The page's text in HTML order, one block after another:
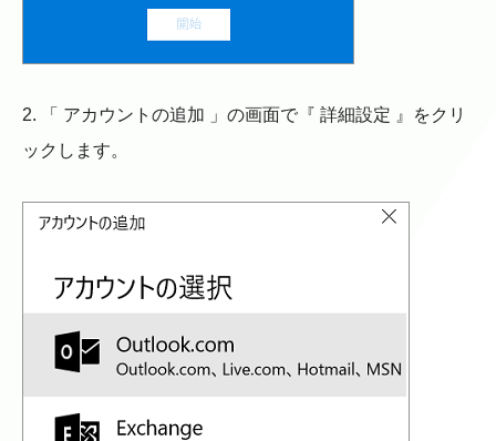
2. 「 アカウントの追加 」の画面で『 詳細設定 』をクリ
ックします。